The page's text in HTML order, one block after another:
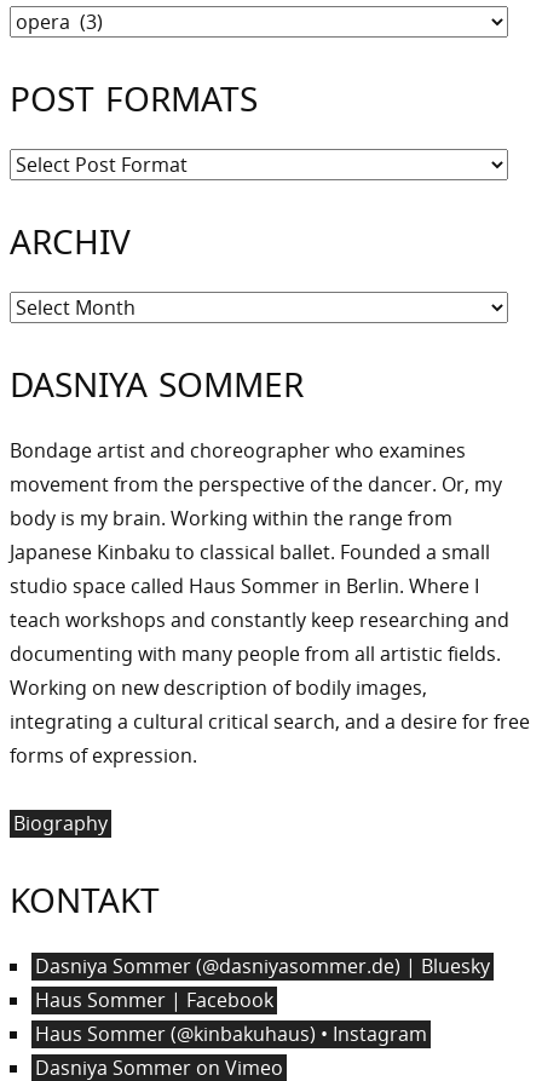
Kategorien
POST FORMATS
ARCHIV
Archiv
DASNIYA SOMMER
Bondage artist and choreographer who examines
movement from the perspective of the dancer. Or, my
body is my brain. Working within the range from
Japanese Kinbaku to classical ballet. Founded a small
studio space called Haus Sommer in Berlin. Where I
teach workshops and constantly keep researching and
documenting with many people from all artistic fields.
Working on new description of bodily images,
integrating a cultural critical search, and a desire for free
forms of expression.
Biography
KONTAKT
Dasniya Sommer (@dasniyasommer.de) | Bluesky
Haus Sommer | Facebook
Haus Sommer (@kinbakuhaus) • Instagram
Dasniya Sommer on Vimeo